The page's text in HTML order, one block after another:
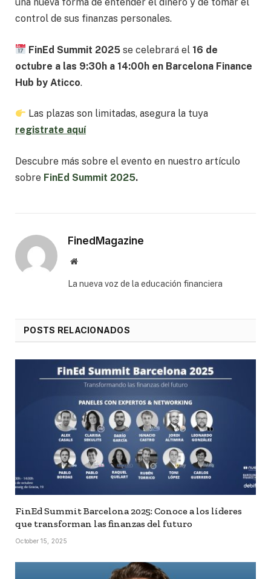
control de sus finanzas personales.
FinEd Summit 2025 se celebrará el 16 de
octubre a las 9:30h a 14:00h en Barcelona Finance
Hub by Aticco.
Las plazas son limitadas, asegura la tuya
registrate aquí
Descubre más sobre el evento en nuestro artículo
sobre FinEd Summit 2025.
FinedMagazine
Website
⁠La nueva voz de la educación financiera
POSTS RELACIONADOS
FinEd Summit Barcelona 2025: Conoce a los líderes
que transforman las finanzas del futuro
October 15, 2025